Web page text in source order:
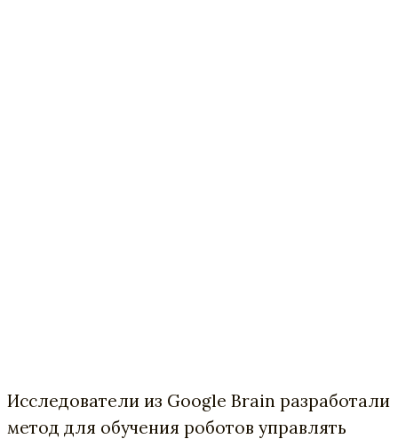
Исследователи из Google Brain разработали
метод для обучения роботов управлять